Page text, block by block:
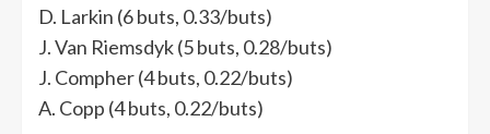
D. Larkin (6 buts, 0.33/buts)
J. Van Riemsdyk (5 buts, 0.28/buts)
J. Compher (4 buts, 0.22/buts)
A. Copp (4 buts, 0.22/buts)